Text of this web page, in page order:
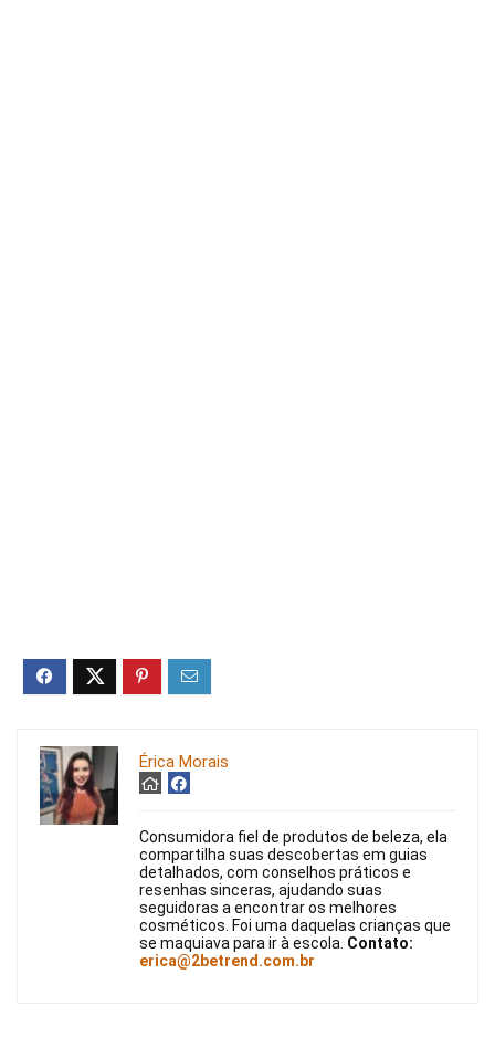
Érica Morais
Consumidora fiel de produtos de beleza, ela
compartilha suas descobertas em guias
detalhados, com conselhos práticos e
resenhas sinceras, ajudando suas
seguidoras a encontrar os melhores
cosméticos. Foi uma daquelas crianças que
se maquiava para ir à escola. Contato:
erica@2betrend.com.br